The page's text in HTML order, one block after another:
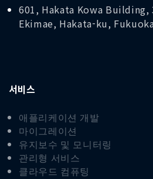
601, Hakata Kowa Building,
Ekimae, Hakata-ku,
서비스
애플리케이션 개발
마이그레이션
유지보수 및 모니터링
관리형 서비스
클라우드 컴퓨팅